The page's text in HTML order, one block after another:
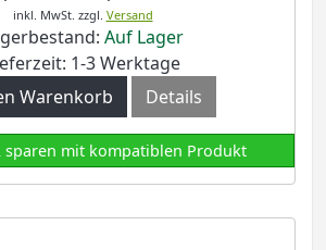
inkl. MwSt. zzgl. Versand
Auf Lager
1-3 Werktage
Warenkorb
Details
sparen mit kompatiblen Produkt